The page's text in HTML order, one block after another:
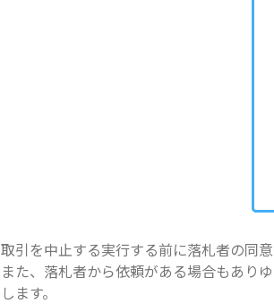
取引を中止する実行する前に落札者の同意
また、落札者から依頼がある場合もあり
します。